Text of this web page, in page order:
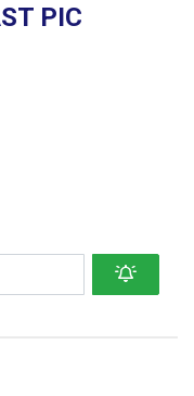
PIC